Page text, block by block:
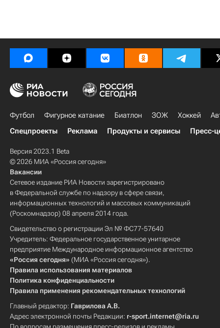
Футбол Фигурное катание Биатлон ЗОЖ Хоккей
Спецпроекты
Реклама Продукты и сервисы Пресс-
Версия 2023.1 Beta
© 2026 МИА «Россия сегодня»
Вакансии
Сетевое издание РИА Новости зарегистрировано
в Федеральной службе по надзору в сфере связи,
информационных технологий и массовых коммуникаций
(Роскомнадзор) 08 апреля 2014 года.
Свидетельство о регистрации Эл № ФС77-57640
Учредитель: Федеральное государственное унитарное
предприятие Международное информационное агентство
«Россия сегодня» (МИА «Россия сегодня»).
Правила использования материалов
Политика конфиденциальности
Правила применения рекомендательных технологий
Главный редактор: Гаврилова А.В.
Адрес электронной почты Редакции: r-sport.internet@ria.ru